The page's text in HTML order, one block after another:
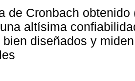
de Cronbach
altísima
bien diseñados y